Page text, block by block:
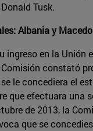
Tusk.
Albania y
ingreso en la Unión
Comisión constató
le concediera el
que efectuara una
de 2013, la
que se